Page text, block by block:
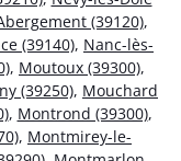
(39120),
(39140), Nanc-lès-
, Moutoux (39300),
(39250), Mouchard
, Montrond (39300),
, Montmirey-le-